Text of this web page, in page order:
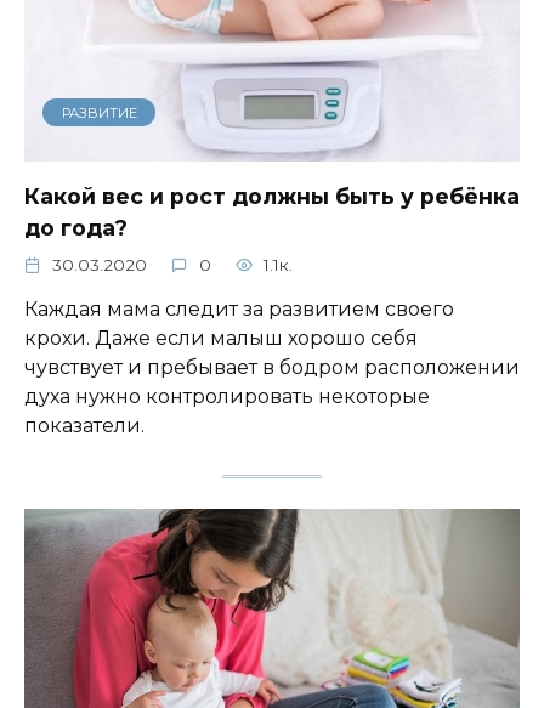
РАЗВИТИЕ
Какой вес и рост должны быть у ребёнка
до года?
30.03.2020 0 1.1к.
Каждая мама следит за развитием своего
крохи. Даже если малыш хорошо себя
чувствует и пребывает в бодром расположении
духа нужно контролировать некоторые
показатели.